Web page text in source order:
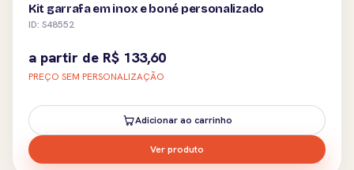
Kit garrafa em inox e boné personalizado
ID: S48552
a partir de R$ 133,60
PREÇO SEM PERSONALIZAÇÃO
Adicionar ao carrinho
Ver produto